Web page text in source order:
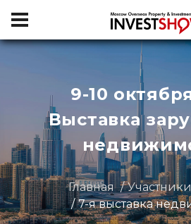
9-10
Выставка
Главная
7-я выставка